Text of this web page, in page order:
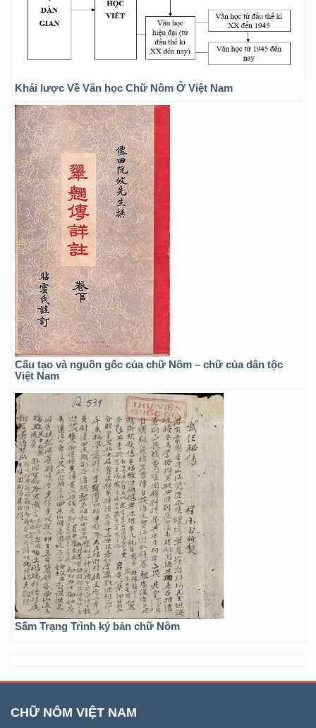
Khái lược Về Văn học Chữ Nôm Ở Việt Nam
Cấu tạo và nguồn gốc của chữ Nôm – chữ của dân tộc
Việt Nam
Sấm Trạng Trình ký bản chữ Nôm
CHỮ NÔM VIỆT NAM